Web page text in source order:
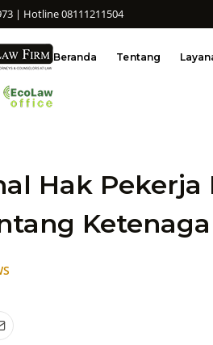
| Hotline 08111211504
Beranda Tentang
Hak Pekerja